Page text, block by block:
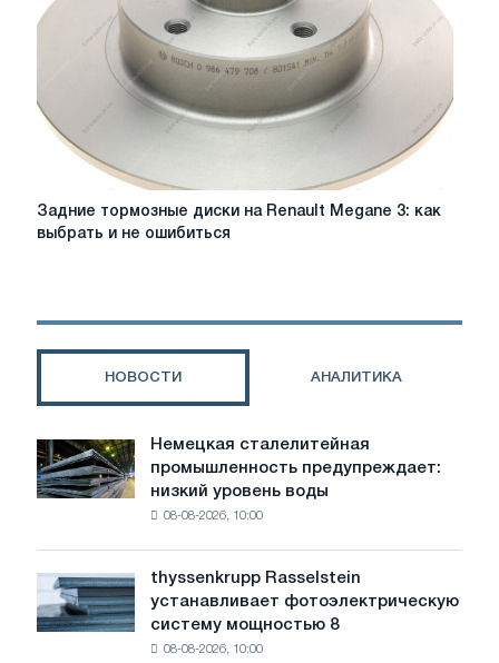
Задние
тормозные
Megane
и
ошибиться
Задние тормозные диски на Renault Megane 3: как
выбрать и не ошибиться
НОВОСТИ АНАЛИТИКА
Немецкая
сталелитейная
промышленность
предупреждает:
воды
угрожает
безопасности
Немецкая сталелитейная
промышленность предупреждает:
низкий уровень воды
08-08-2026, 10:00
thyssenkrupp
Rasselstein
устанавливает
фотоэлектрическую
thyssenkrupp Rasselstein
устанавливает фотоэлектрическую
систему мощностью 8
08-08-2026, 10:00